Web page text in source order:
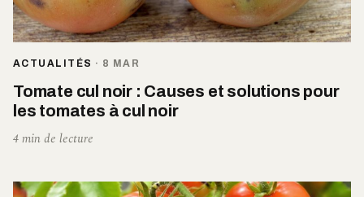
ACTUALITÉS · 8 MAR
Tomate cul noir : Causes et solutions pour
les tomates à cul noir
4 min de lecture